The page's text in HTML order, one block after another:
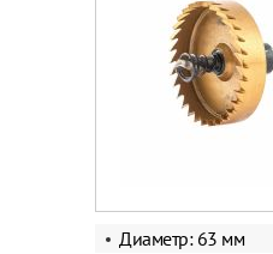
Диаметр: 63 мм